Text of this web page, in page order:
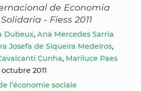
de Economia
- Fiess 2011
Dubeux, Ana Mercedes Sarria
Josefa de Siqueira Medeiros,
Cunha, Mariluce Paes
octubre 2011
l’économie sociale